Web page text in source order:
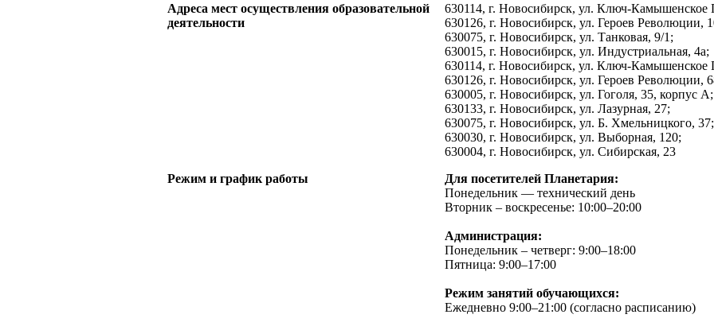
Адреса мест осуществления образовательной
деятельности
630114, г. Новосибирск, ул. Ключ-Камышенское
630126, г. Новосибирск, ул. Героев Революции,
630075, г. Новосибирск, ул. Танковая, 9/1;
630015, г. Новосибирск, ул. Индустриальная, 4а;
630114, г. Новосибирск, ул. Ключ-Камышенское
630126, г. Новосибирск, ул. Героев Революции,
630005, г. Новосибирск, ул. Гоголя, 35, корпус А;
630133, г. Новосибирск, ул. Лазурная, 27;
630075, г. Новосибирск, ул. Б. Хмельницкого, 37;
630030, г. Новосибирск, ул. Выборная, 120;
630004, г. Новосибирск, ул. Сибирская, 23
Режим и график работы
Для посетителей Планетария:
Понедельник — технический день
Вторник – воскресенье: 10:00–20:00
Администрация:
Понедельник – четверг: 9:00–18:00
Пятница: 9:00–17:00
Режим занятий обучающихся:
Ежедневно 9:00–21:00 (согласно расписанию)